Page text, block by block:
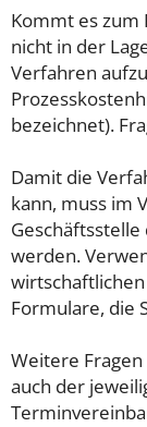
Kommt es zum
nicht in der
Verfahren
bezeichnet).
Damit die
kann, muss im
werden.
Formulare, die
Weitere
auch der